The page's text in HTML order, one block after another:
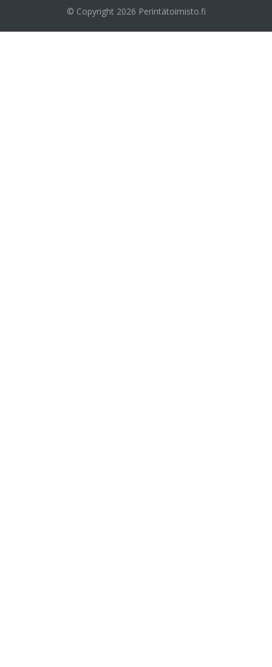
© Copyright 2026 Perintätoimisto.fi